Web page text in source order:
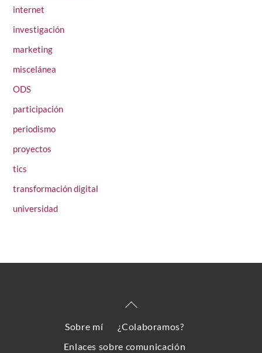
internet
investigación
marketing
miscelánea
ODS
participación
periodismo
proyectos
tics
transformación digital
universidad
Back
Top
Sobre mí
¿Colaboramos?
Enlaces sobre comunicación